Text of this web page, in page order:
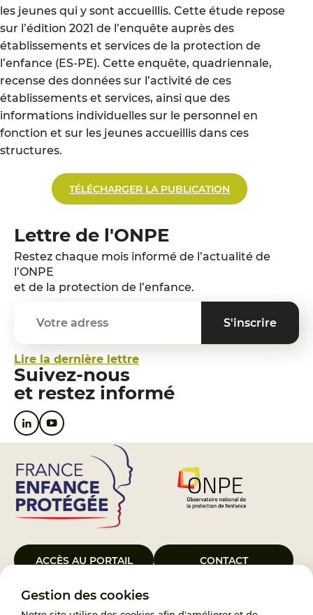
Gestion des cookies
les jeunes qui y sont accueillis. Cette étude repose
sur l’édition 2021 de l’enquête auprès des
établissements et services de la protection de
l’enfance (ES-PE). Cette enquête, quadriennale,
recense des données sur l’activité de ces
établissements et services, ainsi que des
informations individuelles sur le personnel en
fonction et sur les jeunes accueillis dans ces
structures.
TÉLÉCHARGER LA PUBLICATION
Lettre de l'ONPE
Restez chaque mois informé de l’actualité de
l’ONPE
et de la protection de l’enfance.
Lire la dernière lettre
Suivez-nous
et restez informé
ACCÈS AU PORTAIL CONTACT
Le Groupement d’Intérêt Public France Enfance Protégée, créé le 5
janvier 2023, a pour objet d’assurer les missions de service public du